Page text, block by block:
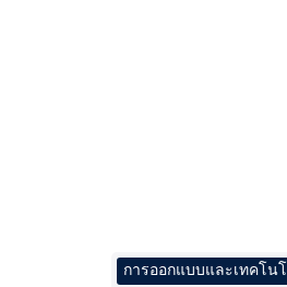
การออกแบบและเทคโน